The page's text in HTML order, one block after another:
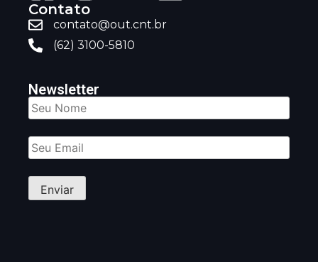
Contato
contato@out.cnt.br
(62) 3100-5810
Newsletter